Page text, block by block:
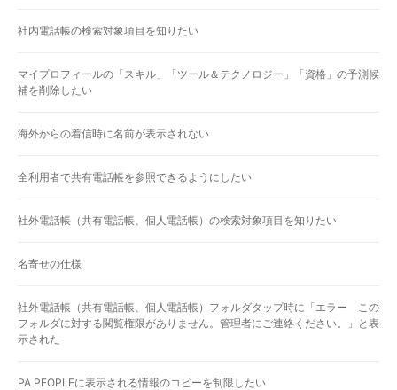
社内電話帳の検索対象項目を知りたい
マイプロフィールの「スキル」「ツール＆テクノロジー」「資格」の予測候
補を削除したい
海外からの着信時に名前が表示されない
全利用者で共有電話帳を参照できるようにしたい
社外電話帳（共有電話帳、個人電話帳）の検索対象項目を知りたい
名寄せの仕様
社外電話帳（共有電話帳、個人電話帳）フォルダタップ時に「エラー この
フォルダに対する閲覧権限がありません。管理者にご連絡ください。」と表
示された
PA PEOPLEに表示される情報のコピーを制限したい